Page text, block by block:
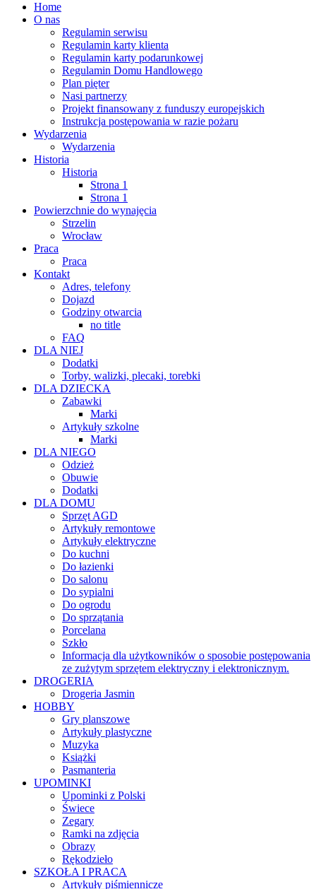
Home
O nas
Regulamin serwisu
Regulamin karty klienta
Regulamin karty podarunkowej
Regulamin Domu Handlowego
Plan pięter
Nasi partnerzy
Projekt finansowany z funduszy europejskich
Instrukcja postępowania w razie pożaru
Wydarzenia
Wydarzenia
Historia
Historia
Strona 1
Strona 1
Powierzchnie do wynajęcia
Strzelin
Wrocław
Praca
Praca
Kontakt
Adres, telefony
Dojazd
Godziny otwarcia
no title
FAQ
DLA NIEJ
Dodatki
Torby, walizki, plecaki, torebki
DLA DZIECKA
Zabawki
Marki
Artykuły szkolne
Marki
DLA NIEGO
Odzież
Obuwie
Dodatki
DLA DOMU
Sprzęt AGD
Artykuły remontowe
Artykuły elektryczne
Do kuchni
Do łazienki
Do salonu
Do sypialni
Do ogrodu
Do sprzątania
Porcelana
Szkło
Informacja dla użytkowników o sposobie postępowania
ze zużytym sprzętem elektryczny i elektronicznym.
DROGERIA
Drogeria Jasmin
HOBBY
Gry planszowe
Artykuły plastyczne
Muzyka
Książki
Pasmanteria
UPOMINKI
Upominki z Polski
Świece
Zegary
Ramki na zdjęcia
Obrazy
Rękodzieło
SZKOŁA I PRACA
Artykuły piśmiennicze